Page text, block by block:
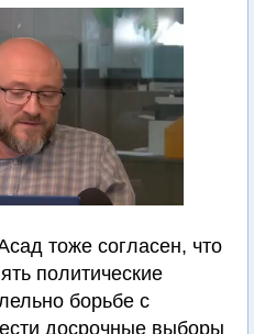
тоже согласен, что
политические
борьбе с
досрочные выборы